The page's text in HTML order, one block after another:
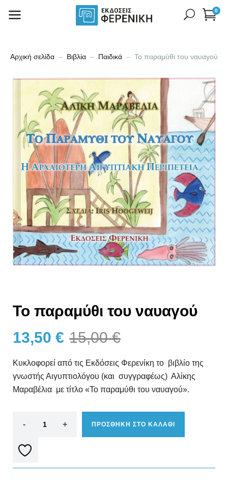
0
Αρχική σελίδα Βιβλία Παιδικά Το παραμύθι του ναυαγού
Το παραμύθι του ναυαγού
15,00€
13,50 €
Κυκλοφορεί από τις Εκδόσεις Φερενίκη το βιβλίο της
γνωστής Αιγυπτιολόγου (και συγγραφέως) Αλίκης
Μαραβέλια με τίτλο «Το παραμύθι του ναυαγού».
ΠΡΟΣΘΗΚΗ ΣΤΟ ΚΑΛΑΘΙ